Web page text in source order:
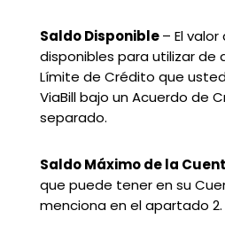
Saldo Disponible – El
disponibles para utilizar de
Límite de Crédito que
ViaBill bajo un Acuerdo de
separado.
Saldo Máximo de la
que puede tener en su
menciona en el apartado 2.